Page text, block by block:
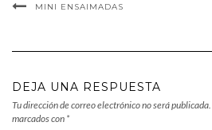
MINI ENSAIMADAS
DEJA UNA RESPUESTA
Tu dirección de correo electrónico no será publicada.
marcados con *